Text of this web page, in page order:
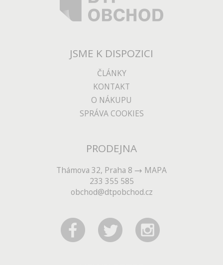
JSME K DISPOZICI
ČLÁNKY
KONTAKT
O NÁKUPU
SPRÁVA COOKIES
PRODEJNA
Thámova 32, Praha 8
MAPA
233 355 585
obchod@dtpobchod.cz